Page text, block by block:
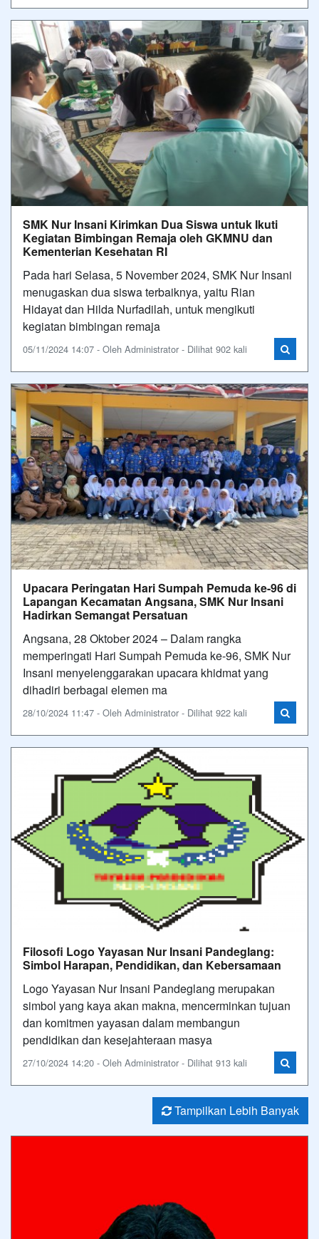
SMK Nur Insani Kirimkan Dua Siswa untuk Ikuti
Kegiatan Bimbingan Remaja oleh GKMNU dan
Kementerian Kesehatan RI
Pada hari Selasa, 5 November 2024, SMK Nur Insani
menugaskan dua siswa terbaiknya, yaitu Rian
Hidayat dan Hilda Nurfadilah, untuk mengikuti
kegiatan bimbingan remaja
05/11/2024 14:07 - Oleh Administrator - Dilihat 902 kali
Upacara Peringatan Hari Sumpah Pemuda ke-96 di
Lapangan Kecamatan Angsana, SMK Nur Insani
Hadirkan Semangat Persatuan
Angsana, 28 Oktober 2024 – Dalam rangka
memperingati Hari Sumpah Pemuda ke-96, SMK Nur
Insani menyelenggarakan upacara khidmat yang
dihadiri berbagai elemen ma
28/10/2024 11:47 - Oleh Administrator - Dilihat 922 kali
Filosofi Logo Yayasan Nur Insani Pandeglang:
Simbol Harapan, Pendidikan, dan Kebersamaan
Logo Yayasan Nur Insani Pandeglang merupakan
simbol yang kaya akan makna, mencerminkan tujuan
dan komitmen yayasan dalam membangun
pendidikan dan kesejahteraan masya
27/10/2024 14:20 - Oleh Administrator - Dilihat 913 kali
Tampilkan Lebih Banyak